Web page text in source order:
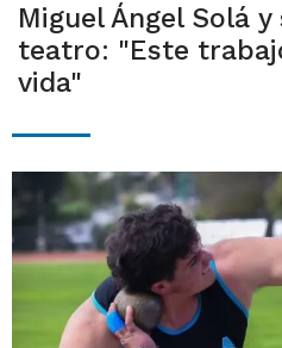
Miguel Ángel Solá
teatro: "Este
vida"